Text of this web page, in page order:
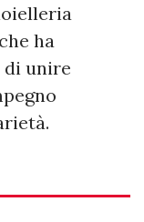
ha
di unire